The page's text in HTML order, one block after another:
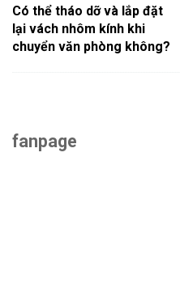
Có thể tháo dỡ và lắp đặt
lại vách nhôm kính khi
chuyển văn phòng không?
fanpage